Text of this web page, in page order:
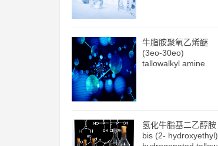
牛脂胺聚氧乙烯醚
(3eo-30eo)
tallowalkyl amine
氢化牛脂基二乙醇胺
bis (2- hydroxyethyl)